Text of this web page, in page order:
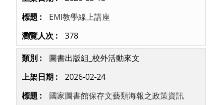
EMI教學線上講座
378
圖書出版組_校外活動來文
2026-02-24
國家圖書館保存文藝類海報之政策資訊